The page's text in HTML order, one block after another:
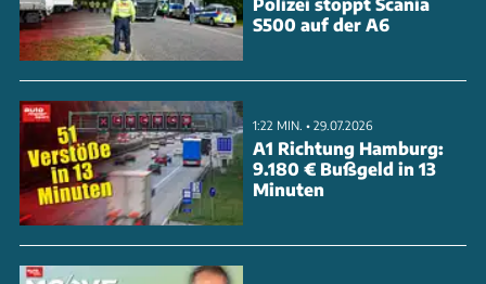
S500 auf der A6
1:22 MIN. • 29.07.2026
A1 Richtung Hamburg:
9.180 € Bußgeld in 13
Minuten